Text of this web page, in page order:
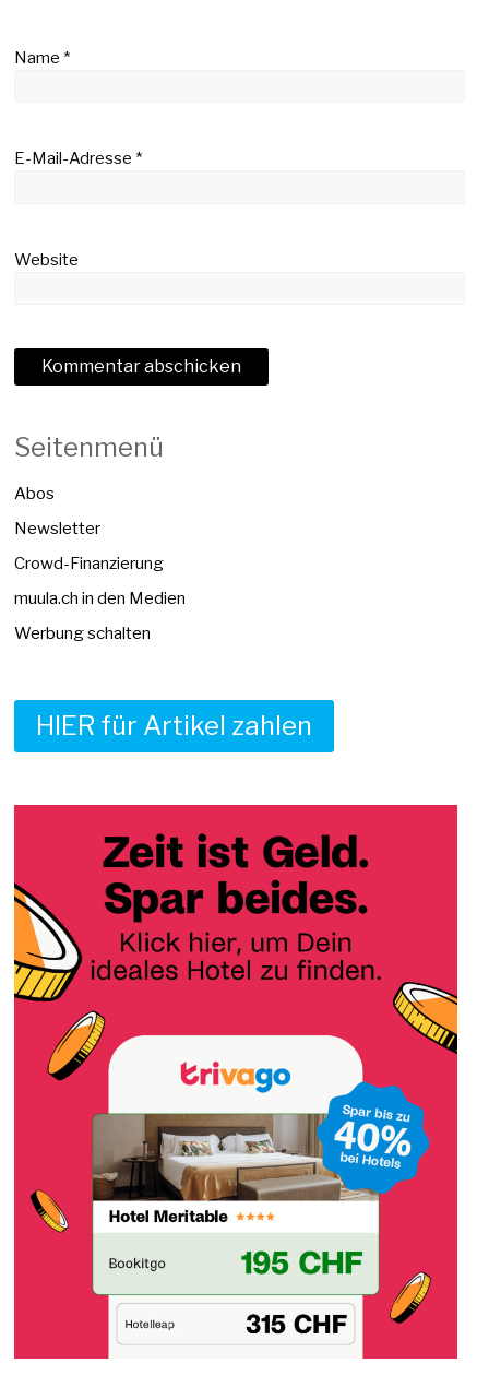
Name*
E-Mail-Adresse*
Website
Seitenmenü
Abos
Newsletter
Crowd-Finanzierung
muula.ch in den Medien
Werbung schalten
HIER für Artikel zahlen